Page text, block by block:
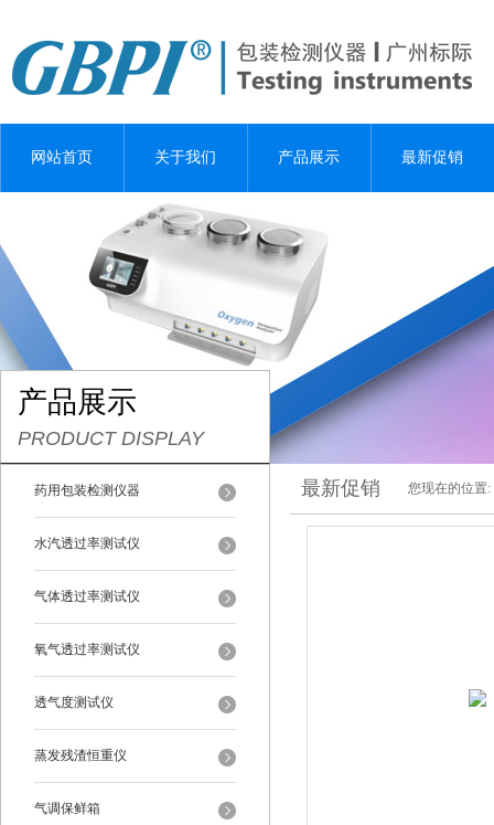
网站首页 关于我们 产品展示 最新促销
产品展示
PRODUCT DISPLAY
药用包装检测仪器
水汽透过率测试仪
气体透过率测试仪
氧气透过率测试仪
透气度测试仪
蒸发残渣恒重仪
气调保鲜箱
最新促销 您现在的位置: